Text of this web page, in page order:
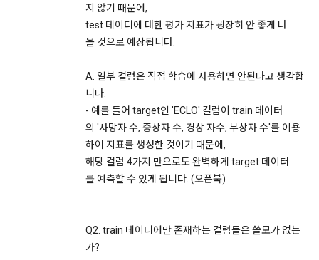
4. “회원”은 본인의 아이디 외에 타인의 아이디를 사용해서는 안
된다. 타인에게 본인의 아이디를 양도할 수 없으며, 타인의 아이
디를 양수할 수 없다.
지 않고 “회원”의 아이디와 비밀번호의 보안을 보호해야한다. 자
신의 아이디와 관련된 모든 활동에 대한 법적 사회적 책임은 “회
6. “회원”이 서비스 내에 작성·등록한 게시물에 대한 권리와 책임
은 게시자에게 있다. 해당 게시물이 타인에게 저작권이 있는 코
드를 무단으로 도용하는 등의 지식재산권 관련 분쟁이 발생한
경우, “회원”은 이에 대해 전적으로 책임을 지는 동시에 그 범위
없이 복사, 복제, 번역, 출판, 방송 등의 방법으로 사용하거나 이
를 타인에게 제공할 수 없다.
"회사"는 이용자의 개인정보를 보호하기 위하여 최선의 노력을
다하고 있습니다. 단, 이용자의 개인적인 부주의로 이메일(또는
페이스북 등 외부 서비스와의 연동을 통해 이용자가 설정한 계
적인 인터넷의 위험성 때문에 일어나는 일들에 대해 책임을 지
"사이트"는 다양한 배너와 링크를 포함할 수 있습니다. 많은 경
우 타 사이트의 페이지와 연결되어 있으며 이는 광고주와의 계
약관계에 의하거나 제공받은 컨텐츠의 출처를 밝히기 위한 조치
이트”와 무관하므로 새로 방문한 사이트의 정책을 검토해 보시
지 않기 때문에,
test 데이터에 대한 평가 지표가 굉장히 안 좋게 나
올 것으로 예상됩니다.
A. 일부 컬럼은 직접 학습에 사용하면 안된다고 생각합
니다.
- 예를 들어 target인 'ECLO' 컬럼이 train 데이터
의 '사망자 수, 중상자 수, 경상 자수, 부상자 수'를 이용
하여 지표를 생성한 것이기 때문에,
해당 컬럼 4가지 만으로도 완벽하게 target 데이터
를 예측할 수 있게 됩니다. (오픈북)
Q2. train 데이터에만 존재하는 컬럼들은 쓸모가 없는
가?